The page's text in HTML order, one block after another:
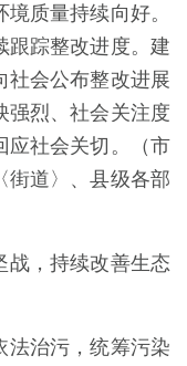
质量持续向好。
跟踪整改进度。建
社会公布整改进展
强烈、社会关注度
应社会关切。（市
街道〉、县级各部
战，持续改善生态
法治污，统筹污染